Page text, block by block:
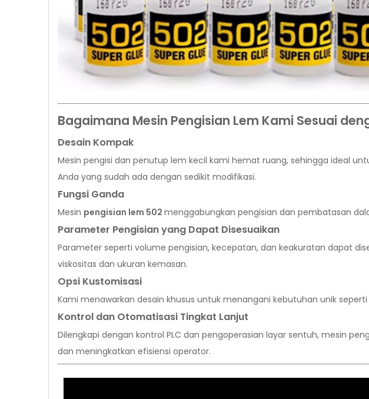
Bagaimana Mesin Pengisian Lem Kami Sesuai
Desain Kompak
Mesin pengisi dan penutup lem kecil kami hemat ruang, sehingga ideal
Anda yang sudah ada dengan sedikit modifikasi.
Fungsi Ganda
Mesin pengisian lem 502 menggabungkan pengisian dan pembatasan
Parameter Pengisian yang Dapat Disesuaikan
Parameter seperti volume pengisian, kecepatan, dan keakuratan dapat
viskositas dan ukuran kemasan.
Opsi Kustomisasi
Kami menawarkan desain khusus untuk menangani kebutuhan unik
Kontrol dan Otomatisasi Tingkat Lanjut
Dilengkapi dengan kontrol PLC dan pengoperasian layar sentuh, mesin
dan meningkatkan efisiensi operator.